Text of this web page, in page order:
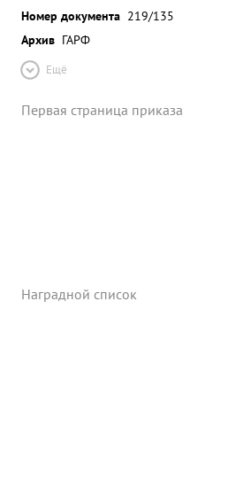
Номер документа 219/135
Архив ГАРФ
Ещё
Первая страница приказа
Наградной список